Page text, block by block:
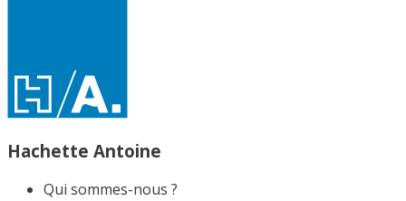
Hachette Antoine
Qui sommes-nous ?